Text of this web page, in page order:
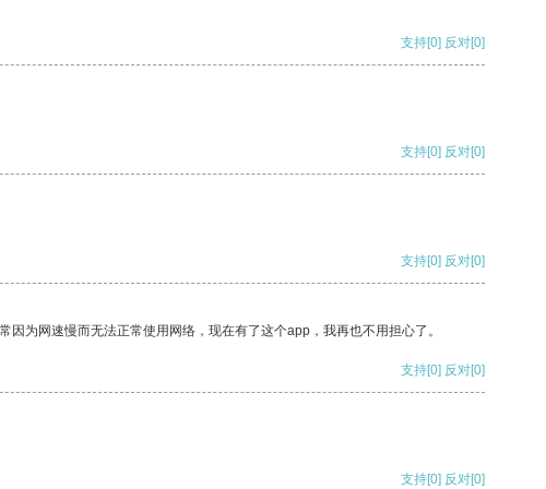
支持[0] 反对[0]
支持[0] 反对[0]
支持[0] 反对[0]
为网速慢而无法正常使用网络，现在有了这个app，我再也不用担心了。
支持[0] 反对[0]
支持[0] 反对[0]